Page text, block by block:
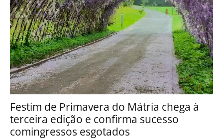
Festim de Primavera do Mátria chega à
terceira edição e confirma sucesso
comingressos esgotados